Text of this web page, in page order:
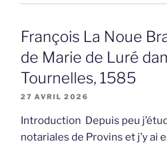
François La Noue
de Marie de Luré
Tournelles, 1585
27 AVRIL 2026
Introduction Depuis peu
notariales de Provins et j’y ai